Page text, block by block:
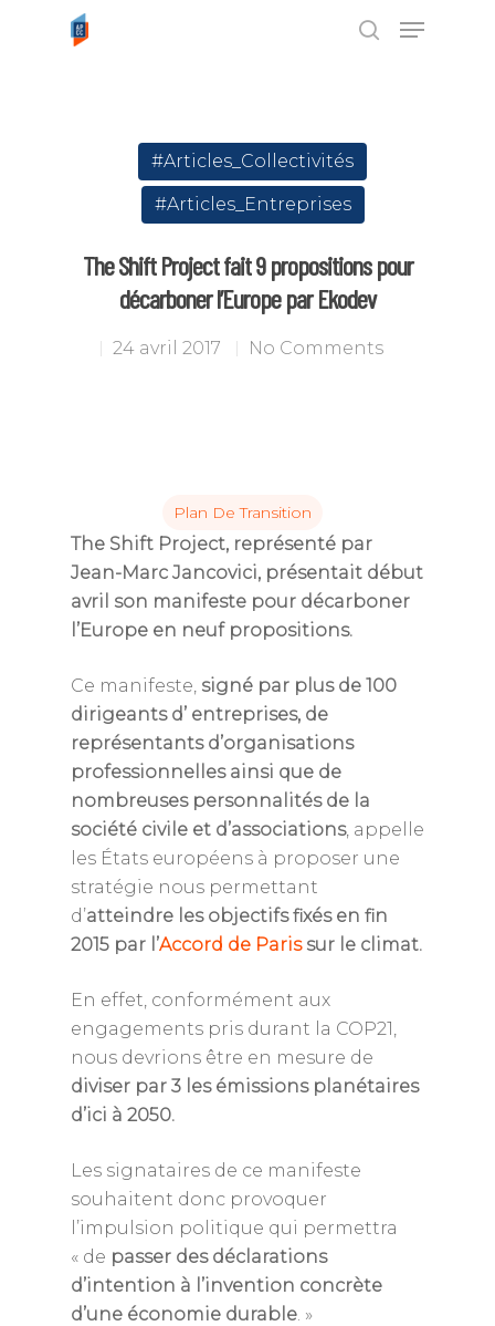
ESC pour annuler
#Articles_Collectivités
#Articles_Entreprises
The Shift Project fait 9 propositions pour
décarboner l’Europe par Ekodev
24 avril 2017 No Comments
Plan De Transition
The Shift Project, représenté par
Jean-Marc Jancovici, présentait début
avril son manifeste pour décarboner
l’Europe en neuf propositions.
Ce manifeste, signé par plus de 100
dirigeants d’ entreprises, de
représentants d’organisations
professionnelles ainsi que de
nombreuses personnalités de la
société civile et d’associations, appelle
les États européens à proposer une
stratégie nous permettant
d’atteindre les objectifs fixés en fin
2015 par l’Accord de Parissur le climat.
En effet, conformément aux
engagements pris durant la COP21,
nous devrions être en mesure de
diviser par 3 les émissions planétaires
d’ici à 2050.
Les signataires de ce manifeste
souhaitent donc provoquer
l’impulsion politique qui permettra
« de passer des déclarations
d’intention à l’invention concrète
d’une économie durable. »